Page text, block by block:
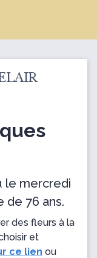
le mercredi
de 76 ans.
des fleurs à la
et
ce lien ou